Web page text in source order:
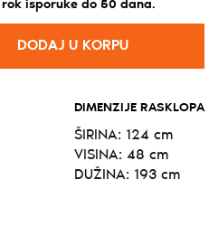
isporuke do 50 dana.
DODAJ U KORPU
DIMENZIJE RASKLOPA
ŠIRINA: 124 cm
VISINA: 48 cm
DUŽINA: 193 cm